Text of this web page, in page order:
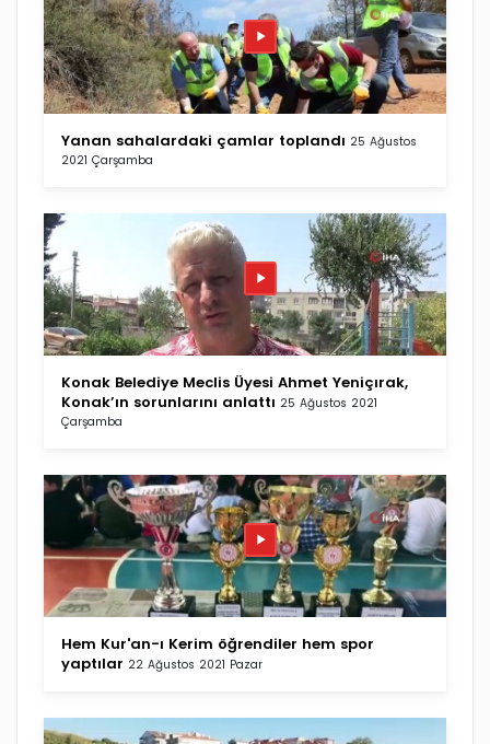
Yanan sahalardaki çamlar toplandı 25 Ağustos
2021 Çarşamba
Konak Belediye Meclis Üyesi Ahmet Yeniçırak,
Konak’ın sorunlarını anlattı 25 Ağustos 2021
Çarşamba
Hem Kur'an-ı Kerim öğrendiler hem spor
yaptılar 22 Ağustos 2021 Pazar